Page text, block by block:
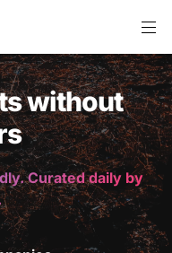
without
Curated daily by